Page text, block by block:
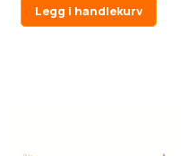
Legg i handlekurv